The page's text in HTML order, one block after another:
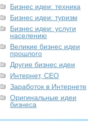
Бизнес идеи: техника
Бизнес идеи: туризм
Бизнес идеи: услуги
населению
Великие бизнес идеи
прошлого
Другие бизнес идеи
Интернет, СЕО
Заработок в Интернете
Оригинальные идеи
бизнеса